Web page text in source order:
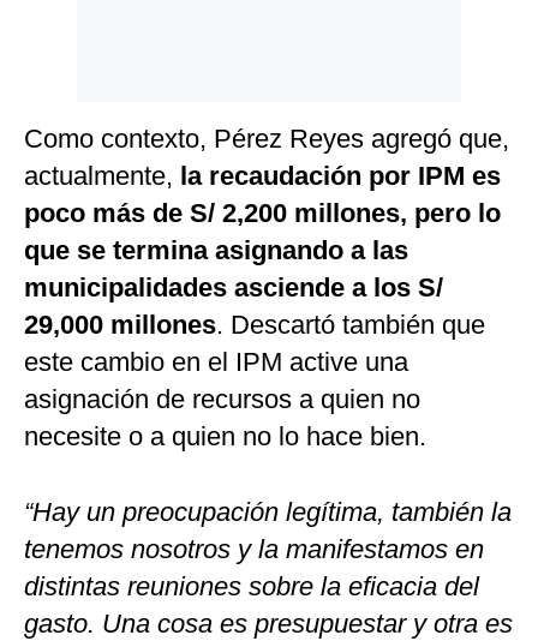
Como contexto, Pérez Reyes agregó que,
actualmente, la recaudación por IPM es
poco más de S/ 2,200 millones, pero lo
que se termina asignando a las
municipalidades asciende a los S/
29,000 millones. Descartó también que
este cambio en el IPM active una
asignación de recursos a quien no
necesite o a quien no lo hace bien.
“Hay un preocupación legítima, también la
tenemos nosotros y la manifestamos en
distintas reuniones sobre la eficacia del
gasto. Una cosa es presupuestar y otra es